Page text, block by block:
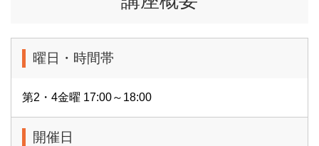
曜日・時間帯
第2・4金曜 17:00～18:00
開催日